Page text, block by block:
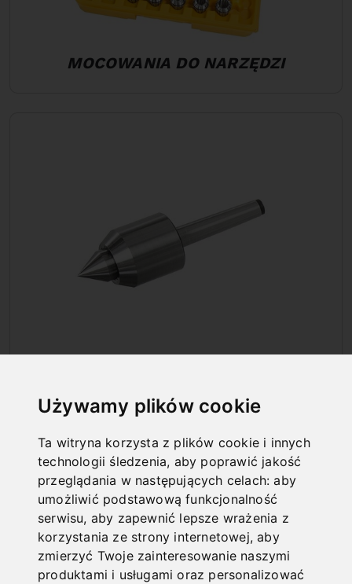
Używamy plików cookie
Ta witryna korzysta z plików cookie i innych
technologii śledzenia, aby poprawić jakość
przeglądania w następujących celach:aby
umożliwić podstawową funkcjonalność
serwisu, aby zapewnić lepsze wrażenia z
korzystania ze strony internetowej,aby
zmierzyć Twoje zainteresowanie naszymi
produktami i usługami oraz personalizować
MOCOWANIA DO NARZĘDZI